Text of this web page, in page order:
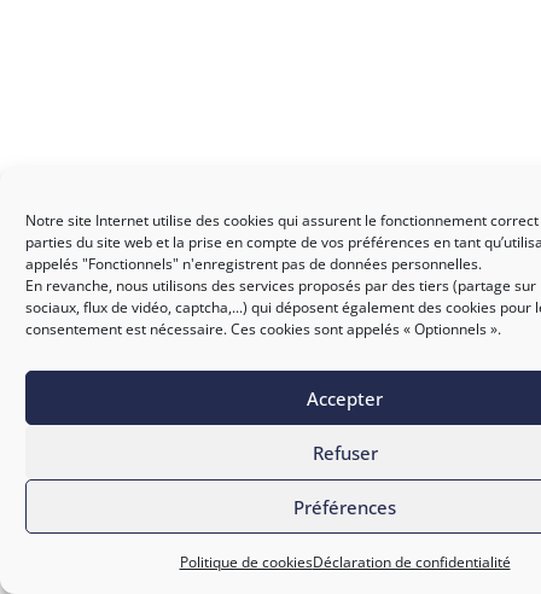
Notre site Internet utilise des cookies qui assurent le fonctionnement
parties du site web et la prise en compte de vos préférences en tant
appelés "Fonctionnels" n'enregistrent pas de données personnelles.
En revanche, nous utilisons des services proposés par des tiers (partage sur
sociaux, flux de vidéo, captcha,...) qui déposent également des cookies pour
consentement est nécessaire. Ces cookies sont appelés « Optionnels ».
Accepter
Refuser
Préférences
Politique de cookiesDéclaration de confidentialité